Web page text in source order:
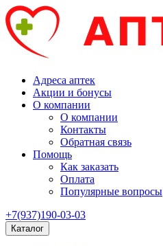
Адреса аптек
Акции и бонусы
О компании
О компании
Контакты
Обратная связь
Помощь
Как заказать
Оплата
Популярные вопросы
+7(937)190-03-03
Каталог